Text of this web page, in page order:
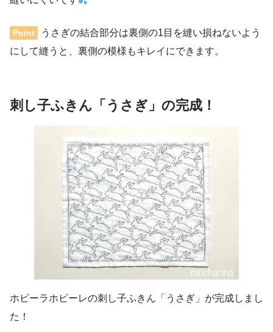
Point
うさぎの結合部分は裏側の1目を縫い損ねないよう
にして縫うと、裏側の模様もキレイにできます。
刺し子ふきん「うさぎ」の完成！
ホビーラホビーレの刺し子ふきん「うさぎ」が完成しまし
た！